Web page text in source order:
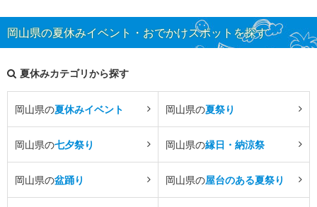
岡山県の夏休みイベント・おでかけスポットを探す
夏休みカテゴリから探す
岡山県の夏休みイベント 岡山県の夏祭り
岡山県の七夕祭り 岡山県の縁日・納涼祭
岡山県の盆踊り 岡山県の屋台のある夏祭り